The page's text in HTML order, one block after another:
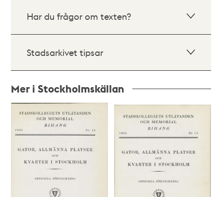
Har du frågor om texten?
Stadsarkivet tipsar
Mer i Stockholmskällan
och